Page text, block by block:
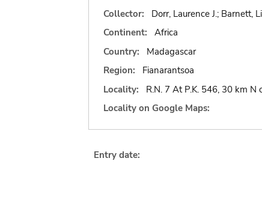
Collector:
Dorr, Laurence J.; Barnett,
Continent:
Africa
Country:
Madagascar
Region:
Fianarantsoa
Locality:
R.N. 7 At P.K. 546, 30 km
Locality on Google Maps:
Entry date: